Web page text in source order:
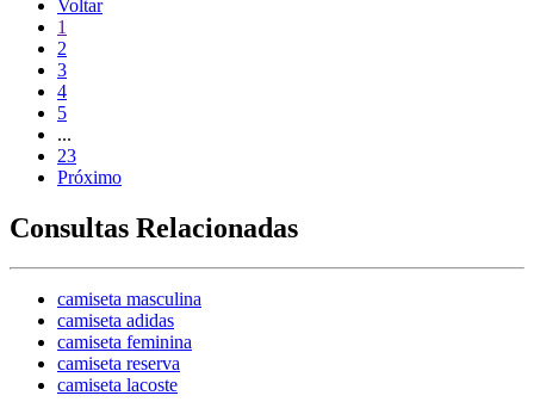
Voltar
1
2
3
4
5
...
23
Próximo
Consultas Relacionadas
camiseta masculina
camiseta adidas
camiseta feminina
camiseta reserva
camiseta lacoste